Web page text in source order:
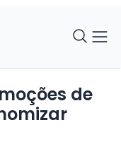
de